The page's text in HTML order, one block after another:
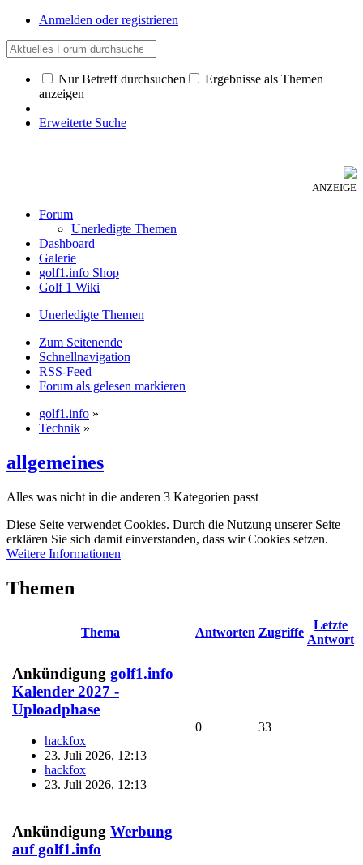
Anmelden oder registrieren
Nur Betreff durchsuchen
Ergebnisse als Themen
anzeigen
Erweiterte Suche
ANZEIGE
Forum
Unerledigte Themen
Dashboard
Galerie
golf1.info Shop
Golf 1 Wiki
Unerledigte Themen
Zum Seitenende
Schnellnavigation
RSS-Feed
Forum als gelesen markieren
golf1.info »
Technik »
allgemeines
Alles was nicht in die anderen 3 Kategorien passt
Diese Seite verwendet Cookies. Durch die Nutzung unserer Seite
erklären Sie sich damit einverstanden, dass wir Cookies setzen.
Weitere Informationen
Themen
Thema Antworten Zugriffe
Letzte
Antwort
Ankündigung golf1.info
Kalender 2027 -
Uploadphase
hackfox
23. Juli 2026, 12:13
hackfox
23. Juli 2026, 12:13
0 33
Ankündigung Werbung
auf golf1.info